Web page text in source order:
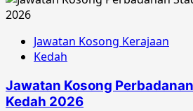
Jawatan Kosong Kerajaan
Kedah
Jawatan Kosong
Kedah 2026